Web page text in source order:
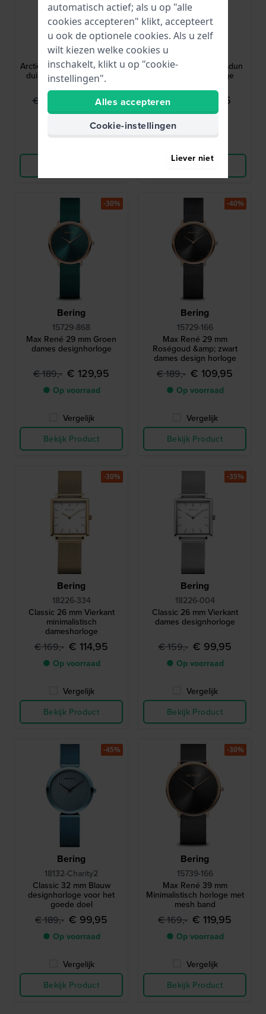
Bering
18936-704
Arctic Sailing 36 mm Dames
duikerstijl designhorloge
€ 249,- € 169,95
● Op voorraad
Bering
Ultra Slim 40 mm Ultradun
heren designhorloge
€ 189,- € 94,95
● Op voorraad
Bering
15729-868
Max René 29 mm Groen
dames designhorloge
€ 189,- € 129,95
● Op voorraad
Vergelijk
Bekijk Product
-30%
Bering
15729-166
Max René 29 mm
Roségoud &amp; zwart
dames design horloge
€ 189,- € 109,95
● Op voorraad
Vergelijk
Bekijk Product
-40%
Bering
18226-334
Classic 26 mm Vierkant
minimalistisch
dameshorloge
€ 169,- € 114,95
● Op voorraad
Vergelijk
Bekijk Product
-30%
Bering
18226-004
Classic 26 mm Vierkant
dames designhorloge
€ 159,- € 99,95
● Op voorraad
Vergelijk
Bekijk Product
-35%
Bering
18132-Charity2
Classic 32 mm Blauw
designhorloge voor het
goede doel
€ 189,- € 99,95
● Op voorraad
Vergelijk
Bekijk Product
-45%
Bering
15739-166
Max René 39 mm
Minimalistisch horloge met
mesh band
€ 169,- € 119,95
● Op voorraad
Vergelijk
Bekijk Product
-30%
automatisch actief; als u op "alle
cookies accepteren" klikt, accepteert
u ook de optionele cookies. Als u zelf
wilt kiezen welke cookies u
inschakelt, klikt u op "cookie-
instellingen".
Alles accepteren
Cookie-instellingen
Liever niet